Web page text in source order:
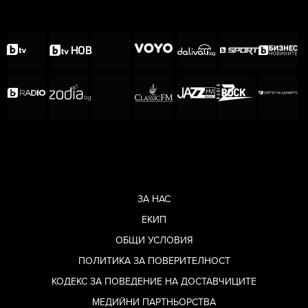
ЗА НАС
ЕКИП
ОБЩИ УСЛОВИЯ
ПОЛИТИКА ЗА ПОВЕРИТЕЛНОСТ
КОДЕКС ЗА ПОВЕДЕНИЕ НА ДОСТАВЧИЦИТЕ
МЕДИЙНИ ПАРТНЬОРСТВА